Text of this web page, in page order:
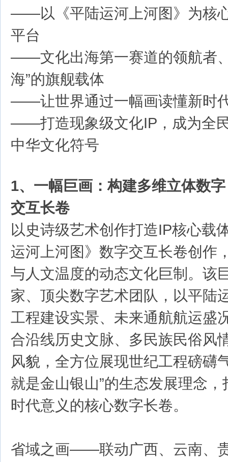
——以《平陆运河上河图》为核
平台
——文化出海第一赛道的领航者
海”的旗舰载体
——让世界通过一幅画读懂新时
——打造现象级文化IP，成为全
中华文化符号
1、一幅巨画：构建多维立体数字
交互长卷
以史诗级艺术创作打造IP核心载
运河上河图》数字交互长卷创作
与人文温度的动态文化巨制。该
家、顶尖数字艺术团队，以平陆
工程建设实景、未来通航航运盛
合沿线历史文脉、多民族民俗风
风貌，全方位展现世纪工程磅礴
就是金山银山”的生态发展理念
时代意义的核心数字长卷。
省域之画——联动广西、云南、